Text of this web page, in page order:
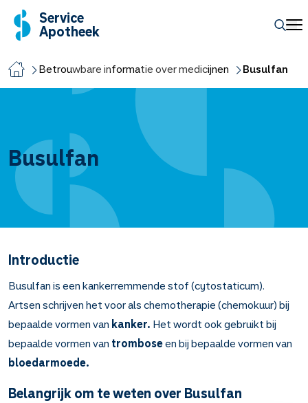
Service
Apotheek
Betrouwbare informatie over medicijnen Busulfan
Busulfan
Introductie
Busulfan is een kankerremmende stof (cytostaticum).
Artsen schrijven het voor als chemotherapie (chemokuur) bij
bepaalde vormen van kanker. Het wordt ook gebruikt bij
bepaalde vormen van tromboseen bij bepaalde vormen van
bloedarmoede.
Belangrijk om te weten over Busulfan